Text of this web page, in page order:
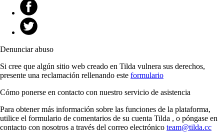
Denunciar abuso
Si cree que algún sitio web creado en Tilda vulnera sus derechos,
presente una reclamación rellenando este formulario
Cómo ponerse en contacto con nuestro servicio de asistencia
Para obtener más información sobre las funciones de la plataforma,
utilice el formulario de comentarios de su cuenta Tilda , o póngase en
contacto con nosotros a través del correo electrónico team@tilda.cc